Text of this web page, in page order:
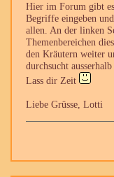
Hier im Forum gibt
Begriffe eingeben
allen. An der linken
Themenbereichen
den Kräutern weiter
durchsucht
Lass dir Zeit
Liebe Grüsse, Lotti